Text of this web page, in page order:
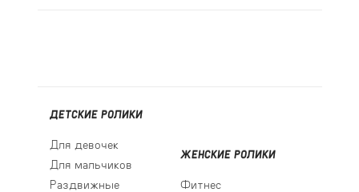
ДЕТСКИЕ РОЛИКИ
Для девочек
Для мальчиков
Раздвижные
ЖЕНСКИЕ РОЛИКИ
Фитнес